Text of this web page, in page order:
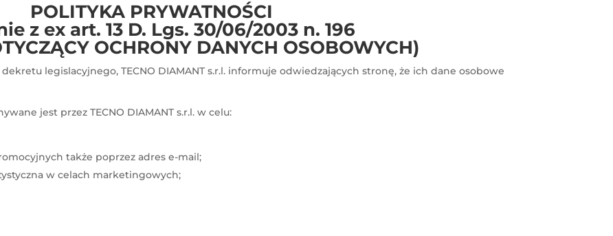
POLITYKA PRYWATNOŚCI
z ex art. 13 D. Lgs. 30/06/2003 n. 196
OCHRONY DANYCH OSOBOWYCH)
legislacyjnego, TECNO DIAMANT s.r.l. informuje odwiedzających stronę, że ich dane osobowe
jest przez TECNO DIAMANT s.r.l. w celu:
także poprzez adres e-mail;
w celach marketingowych;